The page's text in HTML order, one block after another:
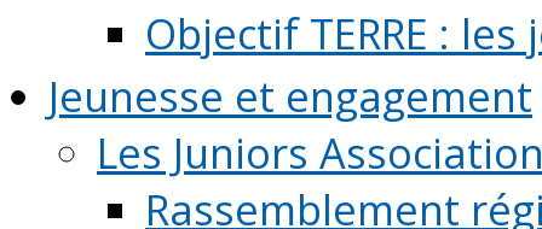
Objectif TERRE :
Jeunesse et engagement
Les Juniors
Rassemblement